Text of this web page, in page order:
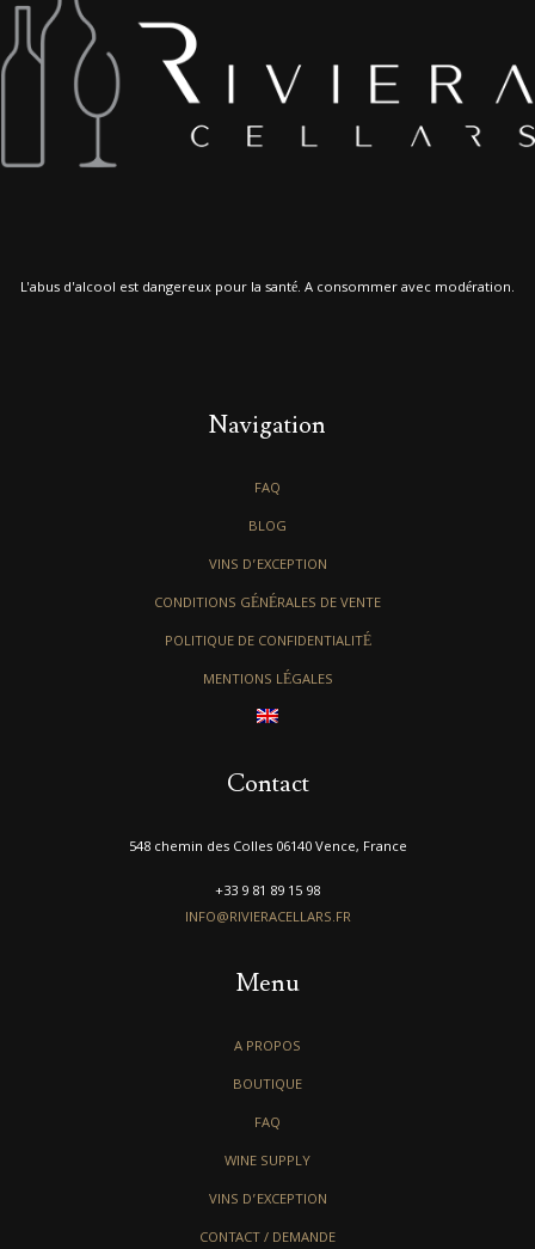
L'abus d'alcool est dangereux pour la santé. A consommer avec modération.
Navigation
FAQ
BLOG
VINS D’EXCEPTION
CONDITIONS GÉNÉRALES DE VENTE
POLITIQUE DE CONFIDENTIALITÉ
MENTIONS LÉGALES
Contact
548 chemin des Colles 06140 Vence, France
+33 9 81 89 15 98
INFO@RIVIERACELLARS.FR
Menu
A PROPOS
BOUTIQUE
FAQ
WINE SUPPLY
VINS D’EXCEPTION
CONTACT / DEMANDE